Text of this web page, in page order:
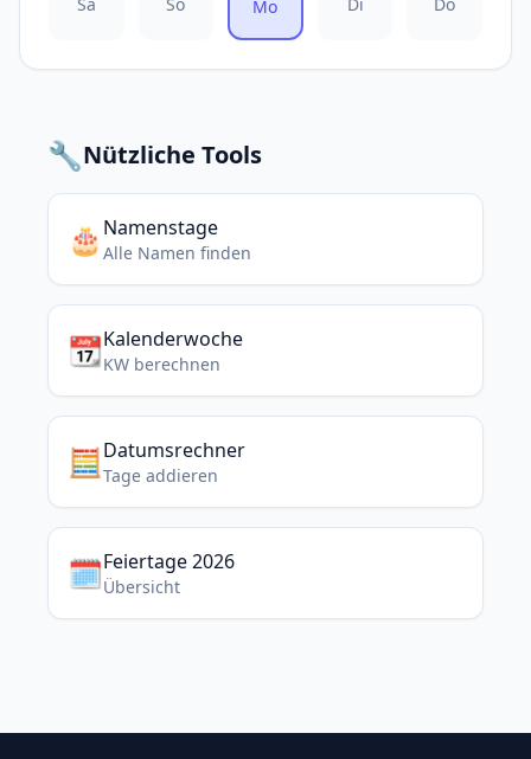
Mo
🔧Nützliche Tools
🎂 Namenstage
Alle Namen finden
📆Kalenderwoche
KW berechnen
🧮Datumsrechner
Tage addieren
🗓️Feiertage 2026
Übersicht